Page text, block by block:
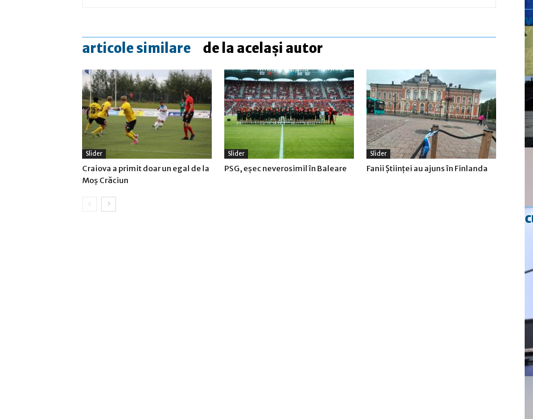
articole similare de la același autor
Slider
Craiova a primit doar un egal de la
Moş Crăciun
Slider
PSG, eşec neverosimil în Baleare
Slider
Fanii Ştiinţei au ajuns în Finlanda